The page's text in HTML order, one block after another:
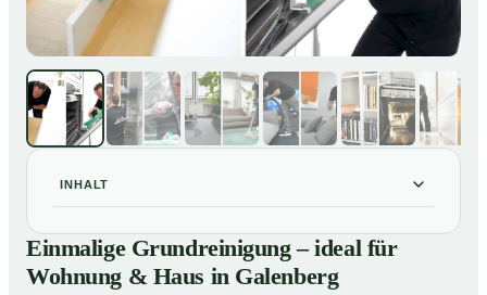
INHALT
Einmalige Grundreinigung – ideal für Wohnung & Haus
in Galenberg
Einmalige Grundreinigung – ideal für
Wohnung & Haus in Galenberg